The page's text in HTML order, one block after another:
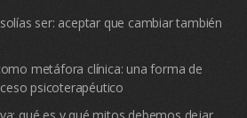
ser: aceptar que cambiar también
metáfora clínica: una forma de
psicoterapéutico